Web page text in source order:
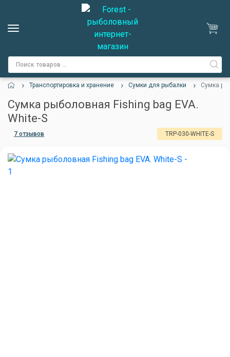
Транспортировка и хранение Сумки для рыбалки Сумка
Сумка рыболовная Fishing bag EVA.
White-S
7 отзывов TRP-030-WHITE-S